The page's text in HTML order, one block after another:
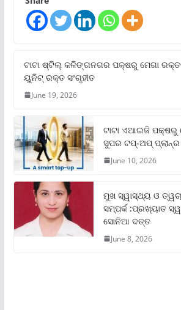
ଟାଟା ଷ୍ଟିଲ୍‌ କଳିଙ୍ଗନଗର ପକ୍ଷରୁ ମେଗା
ୟୁନିଟ୍‌ ରକ୍ତ ସଂଗୃହୀତ
June 19, 2026
ଟାଟା ଏଆଇଜି ପକ୍ଷରୁ
ସୁପର ଟପ୍‌-ଅପ୍
June 10, 2026
ମୁଖ ସ୍ୱାସ୍ଥ୍ୟ ଓ
ସମ୍ପର୍କ :ପ୍ରଖ୍ୟାତ
ସୋନିଆ ଦତ୍ତ
June 8, 2026